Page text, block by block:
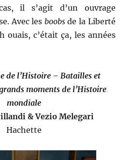
il s’agit d’un ouvrage
Avec les boobsde la Liberté
ouais, c’était ça, les années
de l’Histoire – Batailles et
moments de l’Histoire
mondiale
& Vezio Melegari
Hachette